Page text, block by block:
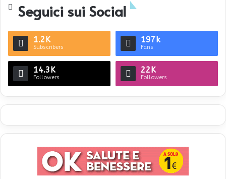
Seguici sui Social
1.2K
Subscribers
197k
Fans
14.3K
Followers
22K
Followers